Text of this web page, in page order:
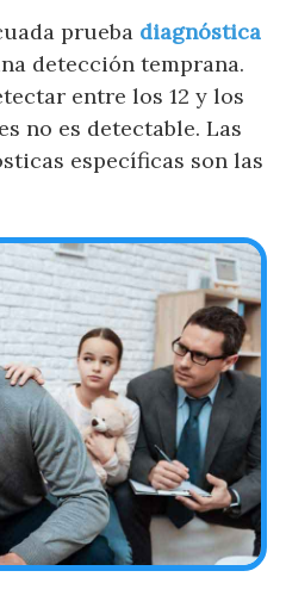
prueba diagnóstica
detección temprana.
entre los 12 y los
no es detectable. Las
específicas son las